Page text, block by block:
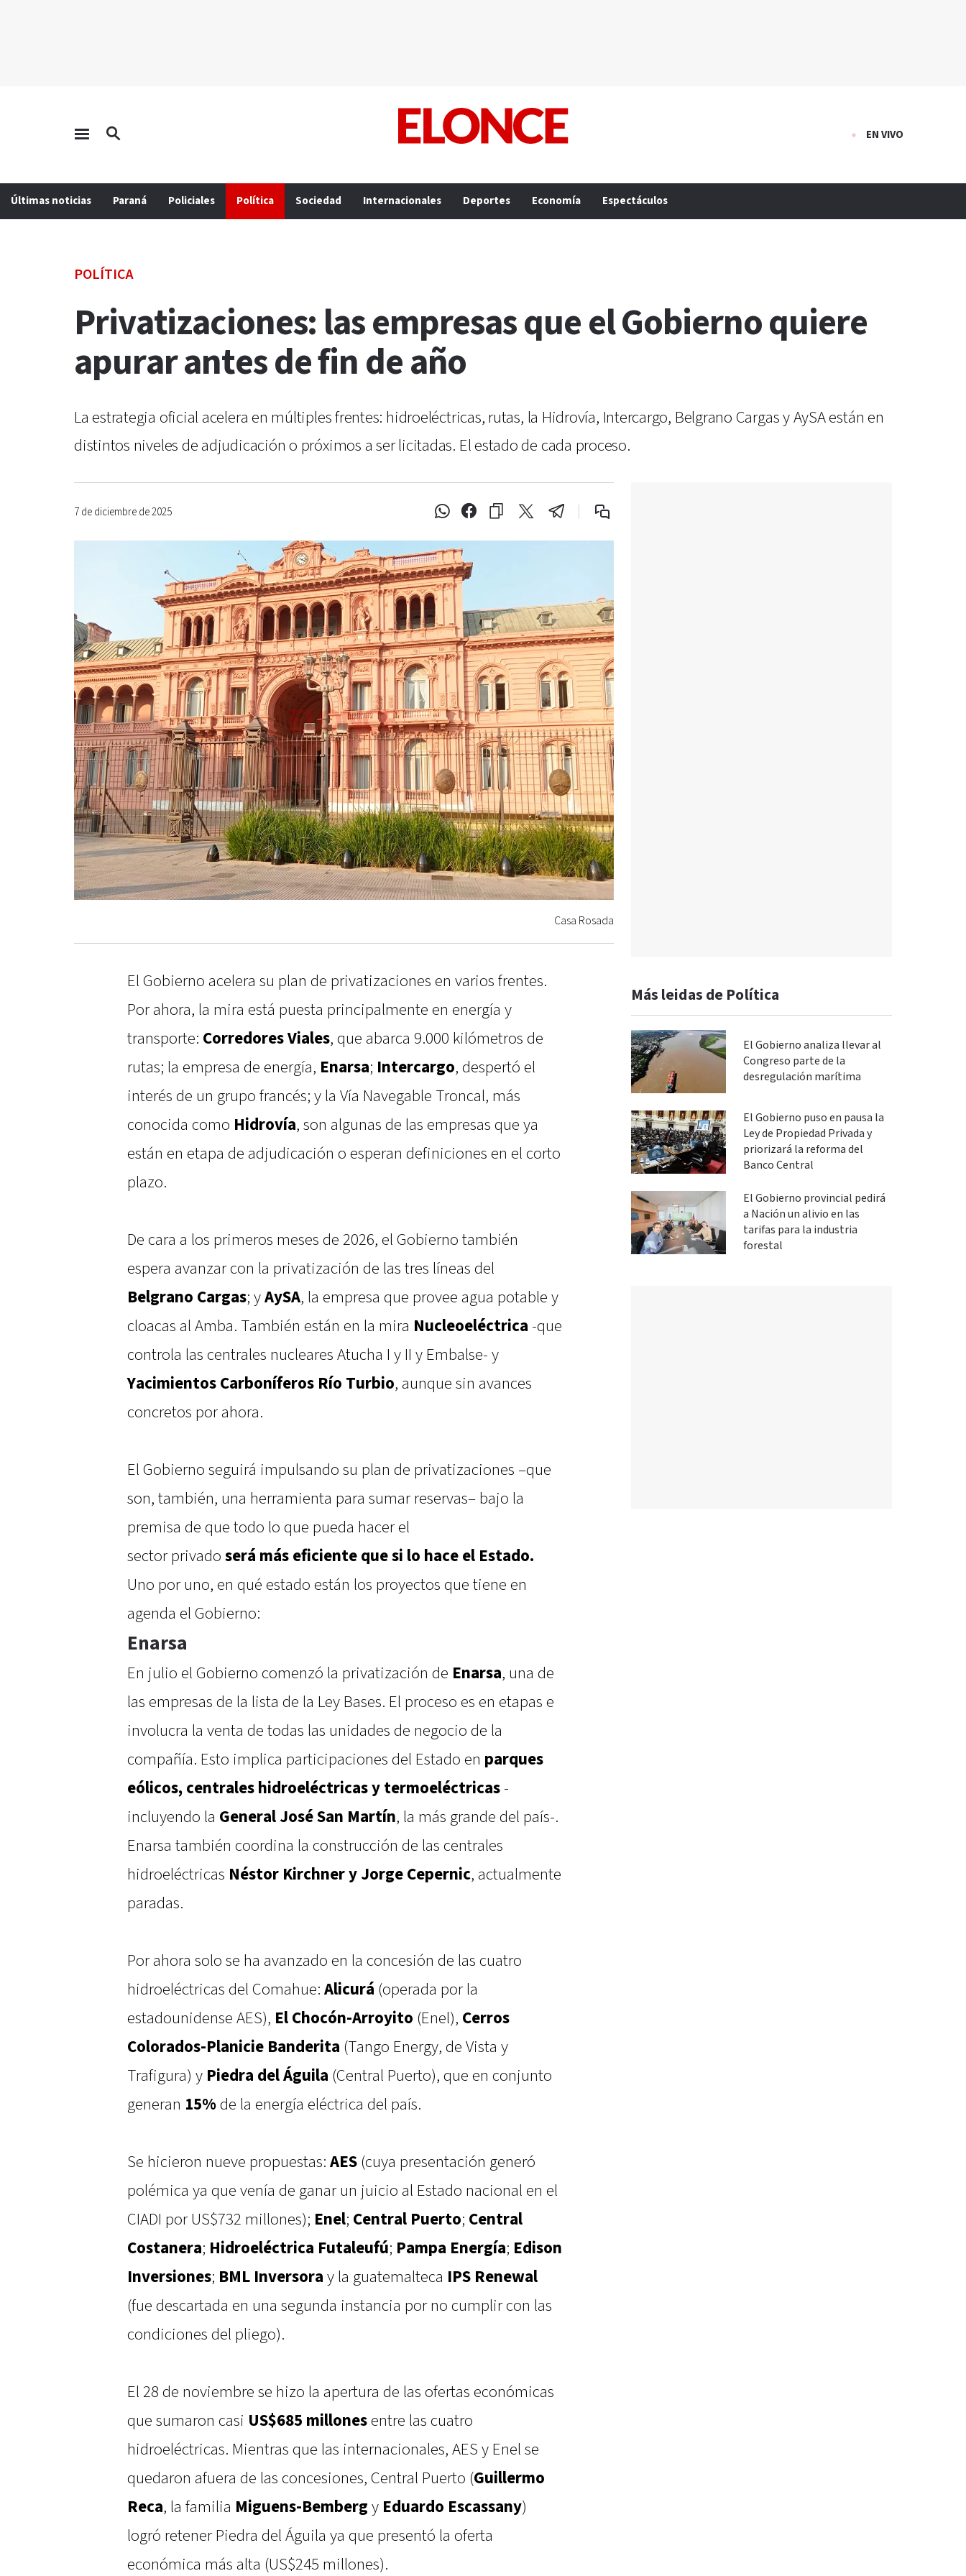
EN VIVO
Últimas noticias Paraná Policiales Política Sociedad Internacionales Deportes Economía Espectáculos
POLÍTICA
Privatizaciones: las empresas que el Gobierno quiere
apurar antes de fin de año
La estrategia oficial acelera en múltiples frentes: hidroeléctricas, rutas, la Hidrovía, Intercargo, Belgrano Cargas y AySA están en
distintos niveles de adjudicación o próximos a ser licitadas. El estado de cada proceso.
7 de diciembre de 2025
Casa Rosada
El Gobierno acelera su plan de privatizaciones en varios frentes.
Por ahora, la mira está puesta principalmente en energía y
transporte: Corredores Viales, que abarca 9.000 kilómetros de
rutas; la empresa de energía, Enarsa; Intercargo, despertó el
interés de un grupo francés; y la Vía Navegable Troncal, más
conocida como Hidrovía, son algunas de las empresas que ya
están en etapa de adjudicación o esperan definiciones en el corto
plazo.
De cara a los primeros meses de 2026, el Gobierno también
espera avanzar con la privatización de las tres líneas del
Belgrano Cargas; yAySA, la empresa que provee agua potable y
cloacas al Amba. También están en la mira Nucleoeléctrica -que
controla las centrales nucleares Atucha I y II y Embalse- y
Yacimientos Carboníferos Río Turbio, aunque sin avances
concretos por ahora.
El Gobierno seguirá impulsando su plan de privatizaciones –que
son, también, una herramienta para sumar reservas– bajo la
premisa de que todo lo que pueda hacer el
sector privado será más eficiente que si lo hace el Estado.
Uno por uno, en qué estado están los proyectos que tiene en
agenda el Gobierno:
Enarsa
En julio el Gobierno comenzó la privatización de Enarsa, una de
las empresas de la lista de la Ley Bases. El proceso es en etapas e
involucra la venta de todas las unidades de negocio de la
compañía. Esto implica participaciones del Estado en parques
eólicos, centrales hidroeléctricas y termoeléctricas -
incluyendo la General José San Martín, la más grande del país-.
Enarsa también coordina la construcción de las centrales
hidroeléctricas Néstor Kirchner y Jorge Cepernic, actualmente
paradas.
Por ahora solo se ha avanzado en la concesión de las cuatro
hidroeléctricas del Comahue: Alicurá (operada por la
estadounidense AES), El Chocón-Arroyito (Enel), Cerros
Colorados-Planicie Banderita (Tango Energy, de Vista y
Trafigura) y Piedra del Águila (Central Puerto), que en conjunto
generan 15%de la energía eléctrica del país.
Se hicieron nueve propuestas: AES (cuya presentación generó
polémica ya que venía de ganar un juicio al Estado nacional en el
CIADI por US$732 millones); Enel; Central Puerto; Central
Costanera; Hidroeléctrica Futaleufú; Pampa Energía; Edison
Inversiones; BML Inversora y la guatemalteca IPS Renewal
(fue descartada en una segunda instancia por no cumplir con las
condiciones del pliego).
El 28 de noviembre se hizo la apertura de las ofertas económicas
que sumaron casi US$685 millonesentre las cuatro
hidroeléctricas. Mientras que las internacionales, AES y Enel se
quedaron afuera de las concesiones, Central Puerto (Guillermo
Reca, la familia Miguens-Bemberg y Eduardo Escassany)
logró retener Piedra del Águila ya que presentó la oferta
económica más alta (US$245 millones).
Más leidas de Política
El Gobierno analiza llevar al
Congreso parte de la
desregulación marítima
El Gobierno puso en pausa la
Ley de Propiedad Privada y
priorizará la reforma del
Banco Central
El Gobierno provincial pedirá
a Nación un alivio en las
tarifas para la industria
forestal